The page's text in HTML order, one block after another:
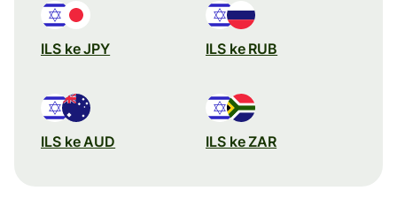
ILS ke JPY ILS ke RUB
ILS ke AUD ILS ke ZAR